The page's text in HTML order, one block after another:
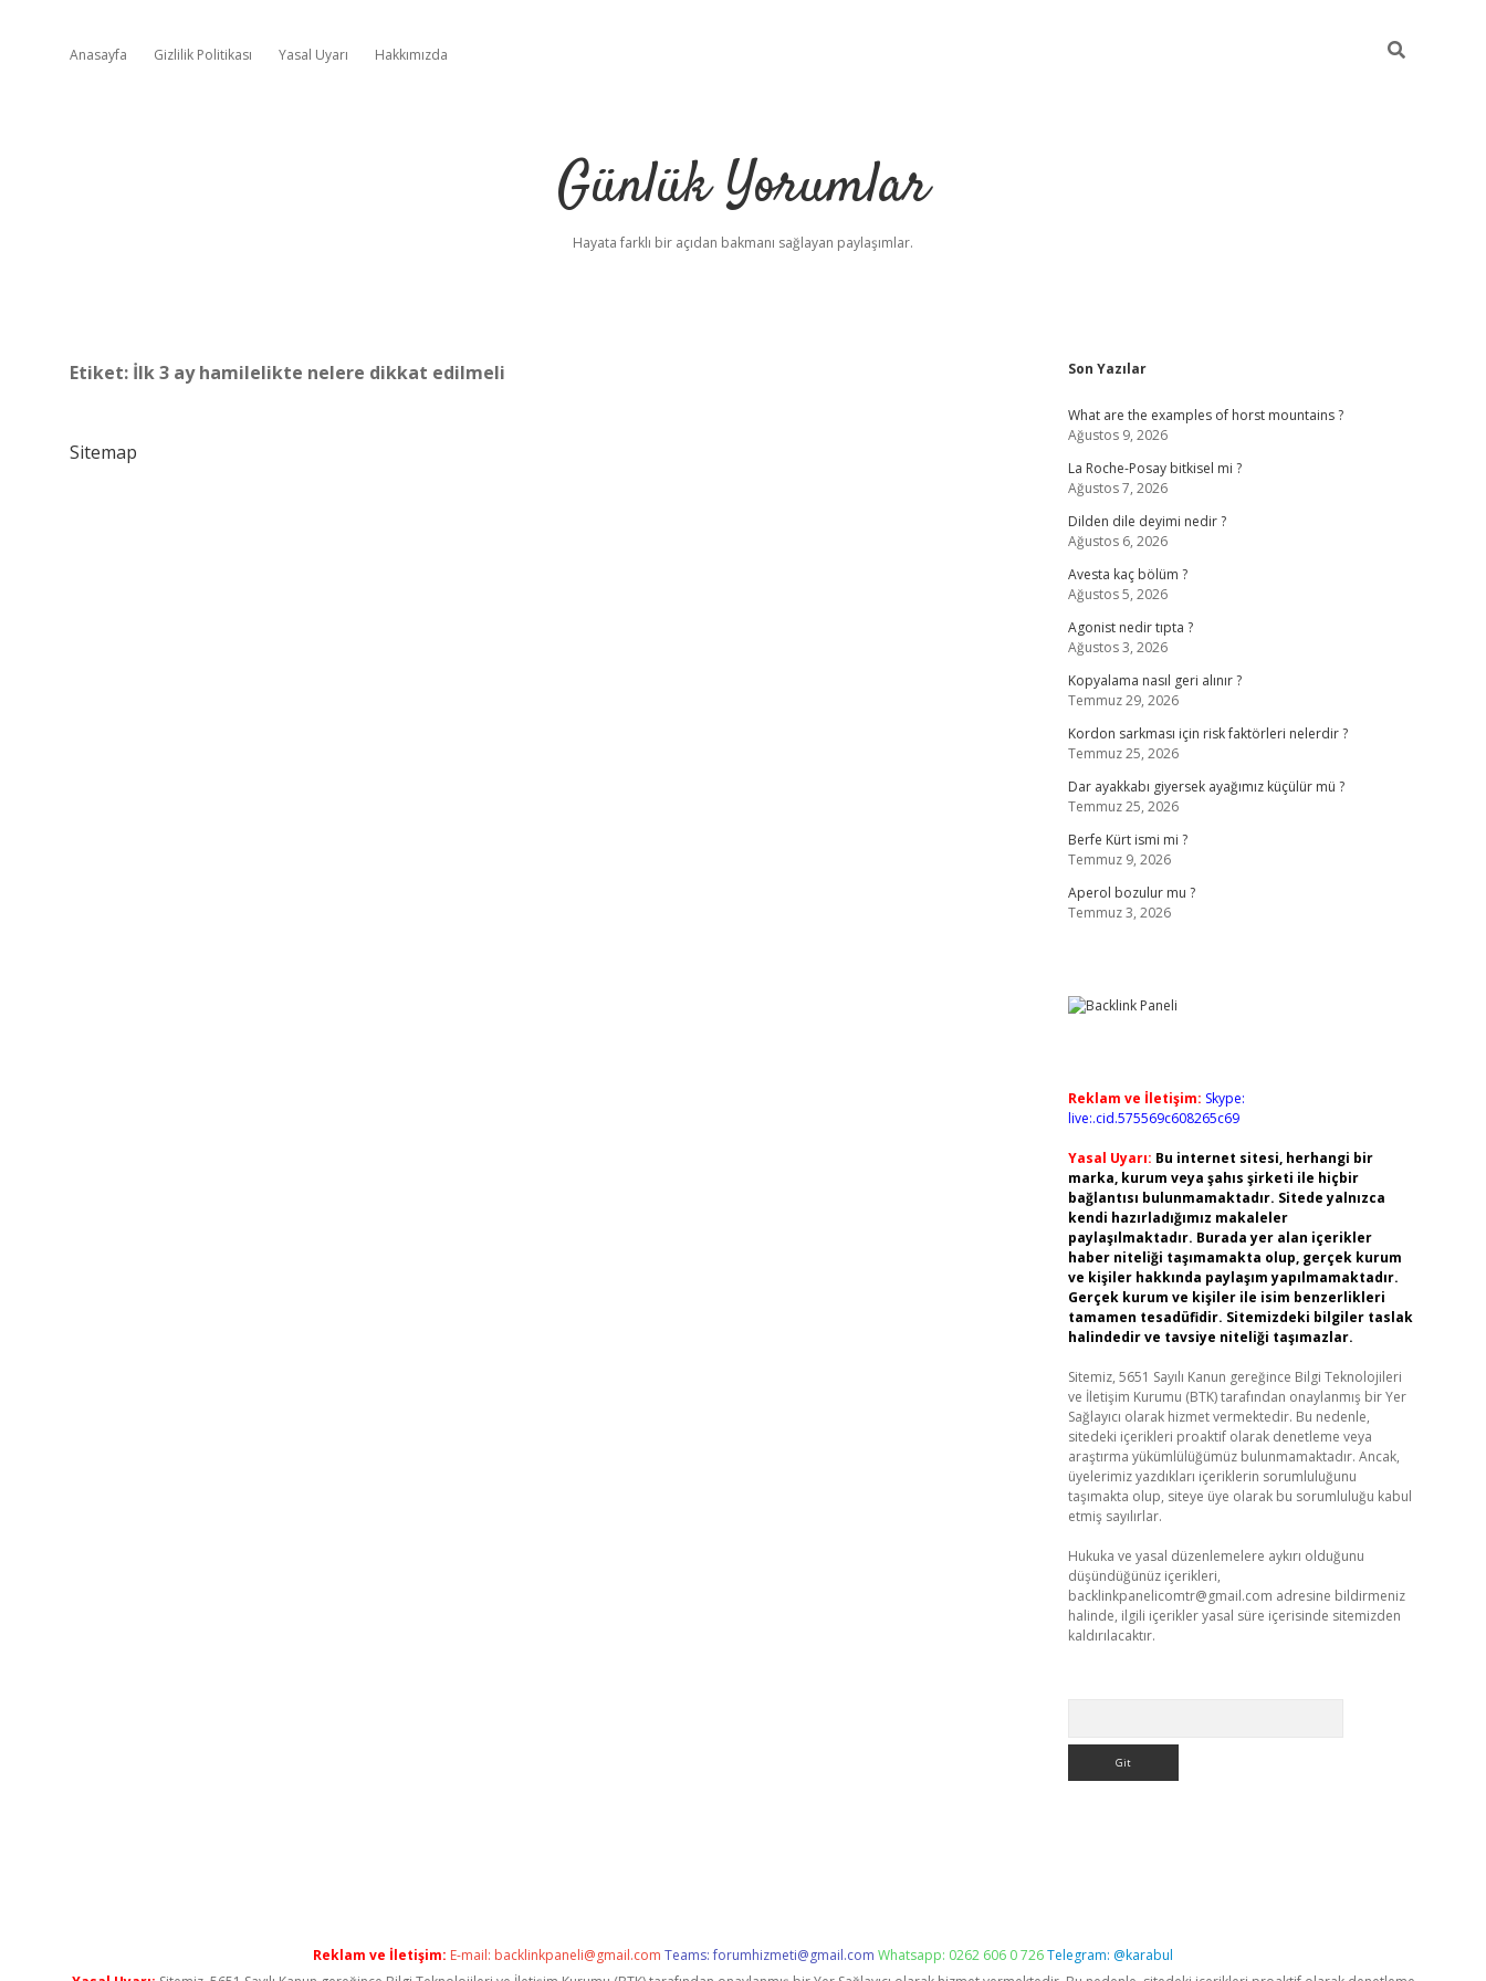
Anasayfa Gizlilik Politikası Yasal Uyarı Hakkımızda
Günlük Yorumlar
Hayata farklı bir açıdan bakmanı sağlayan paylaşımlar.
Etiket: İlk 3 ay hamilelikte nelere dikkat edilmeli
Sitemap
Sidebar
Son Yazılar
What are the examples of horst mountains ?
Ağustos 9, 2026
La Roche-Posay bitkisel mi ?
Ağustos 7, 2026
Dilden dile deyimi nedir ?
Ağustos 6, 2026
Avesta kaç bölüm ?
Ağustos 5, 2026
Agonist nedir tıpta ?
Ağustos 3, 2026
Kopyalama nasıl geri alınır ?
Temmuz 29, 2026
Kordon sarkması için risk faktörleri nelerdir ?
Temmuz 25, 2026
Dar ayakkabı giyersek ayağımız küçülür mü ?
Temmuz 25, 2026
Berfe Kürt ismi mi ?
Temmuz 9, 2026
Aperol bozulur mu ?
Temmuz 3, 2026
Reklam ve İletişim: Skype:
live:.cid.575569c608265c69
Yasal Uyarı: Bu internet sitesi, herhangi bir
marka, kurum veya şahıs şirketi ile hiçbir
bağlantısı bulunmamaktadır. Sitede yalnızca
kendi hazırladığımız makaleler
paylaşılmaktadır. Burada yer alan içerikler
haber niteliği taşımamakta olup, gerçek kurum
ve kişiler hakkında paylaşım yapılmamaktadır.
Gerçek kurum ve kişiler ile isim benzerlikleri
tamamen tesadüfidir. Sitemizdeki bilgiler taslak
halindedir ve tavsiye niteliği taşımazlar.
Sitemiz, 5651 Sayılı Kanun gereğince Bilgi Teknolojileri
ve İletişim Kurumu (BTK) tarafından onaylanmış bir Yer
Sağlayıcı olarak hizmet vermektedir. Bu nedenle,
sitedeki içerikleri proaktif olarak denetleme veya
araştırma yükümlülüğümüz bulunmamaktadır. Ancak,
üyelerimiz yazdıkları içeriklerin sorumluluğunu
taşımakta olup, siteye üye olarak bu sorumluluğu kabul
etmiş sayılırlar.
Hukuka ve yasal düzenlemelere aykırı olduğunu
düşündüğünüz içerikleri,
backlinkpanelicomtr@gmail.com adresine bildirmeniz
halinde, ilgili içerikler yasal süre içerisinde sitemizden
kaldırılacaktır.
https://grandoperabetgiris.com/
Reklam ve İletişim: E-mail: backlinkpaneli@gmail.com Teams:forumhizmeti@gmail.com Whatsapp: 0262 606 0 726Telegram: @karabul